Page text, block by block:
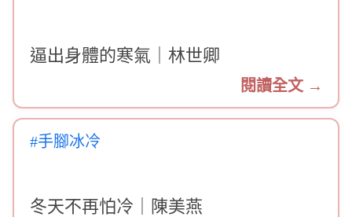
逼出身體的寒氣｜林世卿
閱讀全文 →
#手腳冰冷
冬天不再怕冷｜陳美燕